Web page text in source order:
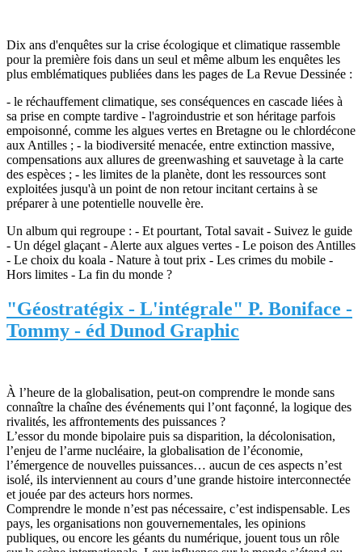
Dix ans d'enquêtes sur la crise écologique et climatique rassemble
pour la première fois dans un seul et même album les enquêtes les
plus emblématiques publiées dans les pages de La Revue Dessinée :
- le réchauffement climatique, ses conséquences en cascade liées à
sa prise en compte tardive - l'agroindustrie et son héritage parfois
empoisonné, comme les algues vertes en Bretagne ou le chlordécone
aux Antilles ; - la biodiversité menacée, entre extinction massive,
compensations aux allures de greenwashing et sauvetage à la carte
des espèces ; - les limites de la planète, dont les ressources sont
exploitées jusqu'à un point de non retour incitant certains à se
préparer à une potentielle nouvelle ère.
Un album qui regroupe : - Et pourtant, Total savait - Suivez le guide
- Un dégel glaçant - Alerte aux algues vertes - Le poison des Antilles
- Le choix du koala - Nature à tout prix - Les crimes du mobile -
Hors limites - La fin du monde ?
"Géostratégix - L'intégrale" P. Boniface -
Tommy - éd Dunod Graphic
À l’heure de la globalisation, peut-on comprendre le monde sans
connaître la chaîne des événements qui l’ont façonné, la logique des
rivalités, les affrontements des puissances ?
L’essor du monde bipolaire puis sa disparition, la décolonisation,
l’enjeu de l’arme nucléaire, la globalisation de l’économie,
l’émergence de nouvelles puissances… aucun de ces aspects n’est
isolé, ils interviennent au cours d’une grande histoire interconnectée
et jouée par des acteurs hors normes.
Comprendre le monde n’est pas nécessaire, c’est indispensable. Les
pays, les organisations non gouvernementales, les opinions
publiques, ou encore les géants du numérique, jouent tous un rôle